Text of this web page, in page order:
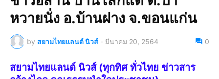
หวายนั่ง อ.บ้านฝาง จ.ขอนแก่น
by สยามไทยแลนด์ นิวส์ - มีนาคม 20, 2564 0
สยามไทยแลนด์ นิวส์ (ทุกทิศ ทั่วไทย ข่าวสาร